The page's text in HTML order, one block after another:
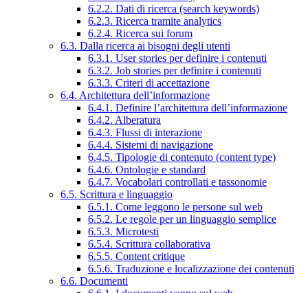
6.2.2. Dati di ricerca (search keywords)
6.2.3. Ricerca tramite analytics
6.2.4. Ricerca sui forum
6.3. Dalla ricerca ai bisogni degli utenti
6.3.1. User stories per definire i contenuti
6.3.2. Job stories per definire i contenuti
6.3.3. Criteri di accettazione
6.4. Architettura dell’informazione
6.4.1. Definire l’architettura dell’informazione
6.4.2. Alberatura
6.4.3. Flussi di interazione
6.4.4. Sistemi di navigazione
6.4.5. Tipologie di contenuto (content type)
6.4.6. Ontologie e standard
6.4.7. Vocabolari controllati e tassonomie
6.5. Scrittura e linguaggio
6.5.1. Come leggono le persone sul web
6.5.2. Le regole per un linguaggio semplice
6.5.3. Microtesti
6.5.4. Scrittura collaborativa
6.5.5. Content critique
6.5.6. Traduzione e localizzazione dei contenuti
6.6. Documenti